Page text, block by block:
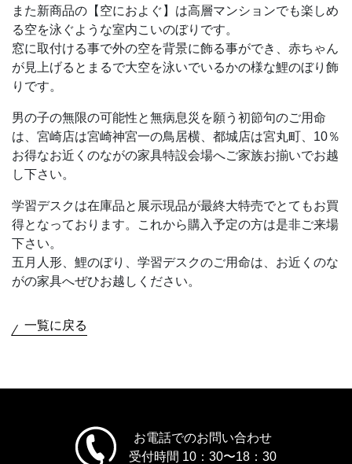
また新商品の【空におよぐ】は高層マンションでも楽しめ
る空を泳ぐような室内こいのぼりです。
窓に取付ける事で外の空を背景に飾る事ができ、赤ちゃん
が見上げるとまるで大空を泳いでいるかの様な鯉のぼり飾
りです。
男の子の無限の可能性と無病息災を願う初節句のご用命
は、宮崎店は宮崎神宮一の鳥居横、都城店は宮丸町、10％
お得なお近くのながの家具特設会場へご家族お揃いでお越
し下さい。
学習デスクは在庫品と展示現品が最終大特売でとてもお買
得となっております。これから購入予定の方は是非ご来場
下さい。
五月人形、鯉のぼり、学習デスクのご用命は、お近くのな
がの家具へぜひお越しください。
一覧に戻る
お電話でのお問い合わせ
受付時間 10：30〜18：30